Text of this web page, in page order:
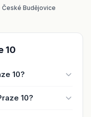
České Budějovice
10
10?
10?